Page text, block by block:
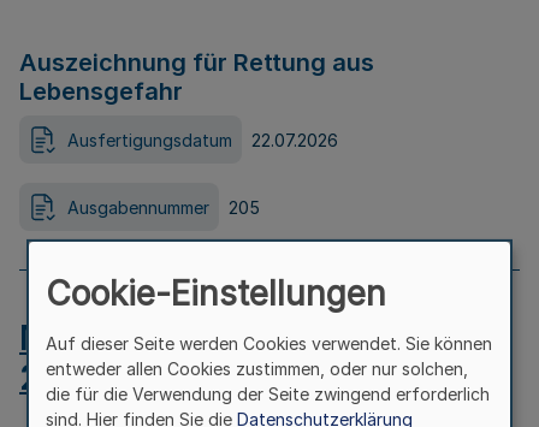
Auszeichnung für Rettung aus
Lebensgefahr
Ausfertigungsdatum 22.07.2026
Ausgabennummer 205
MB.NRW 2026 Nr. 204 vom
24.07.2026
Cookie-Einstellungen
Auf dieser Seite werden Cookies verwendet. Sie können
entweder allen Cookies zustimmen, oder nur solchen,
die für die Verwendung der Seite zwingend erforderlich
sind. Hier finden Sie die Datenschutzerklärung